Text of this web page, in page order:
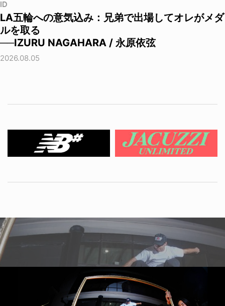
ID
LA五輪への意気込み：兄弟で出場してオレがメダ
ルを取る
──IZURU NAGAHARA / 永原依弦
2026.08.05